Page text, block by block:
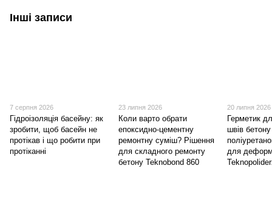
Інші записи
7 серпня 2026
Гідроізоляція басейну: як
зробити, щоб басейн не
протікав і що робити при
протіканні
23 липня 2026
Коли варто обрати
епоксидно-цементну
ремонтну суміш? Рішення
для складного ремонту
бетону Teknobond 860
20 липня 2026
Герметик
швів
для